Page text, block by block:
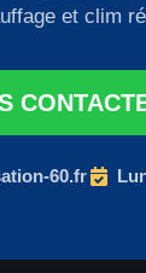
et clim
60.fr